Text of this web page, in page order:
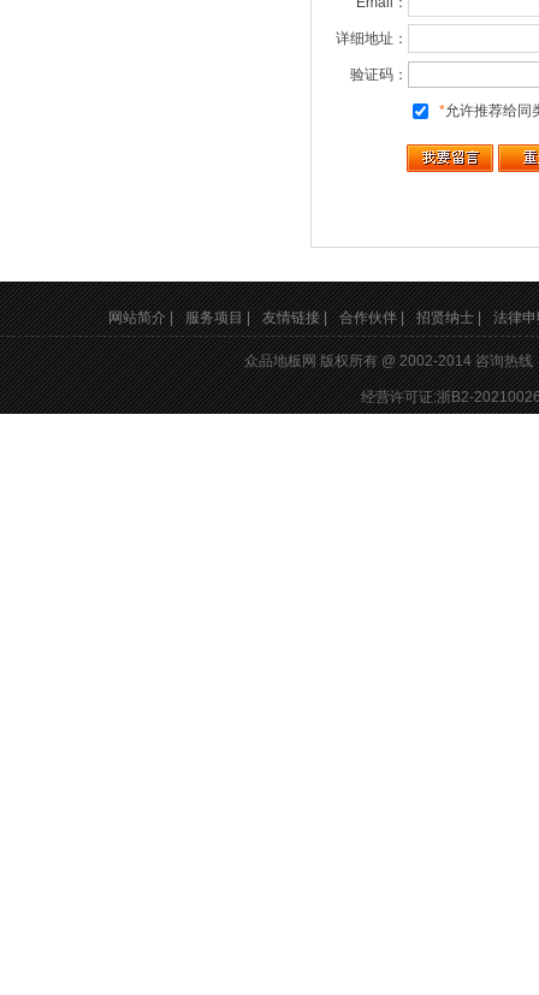
详细地址：
验证码：
*允许推荐给同
网站简介 | 服务项目 | 友情链接 | 合作伙伴 | 招贤纳士 | 法律申
众品地板网 版权所有 @ 2002-2014 咨询热
经营许可证:浙B2-